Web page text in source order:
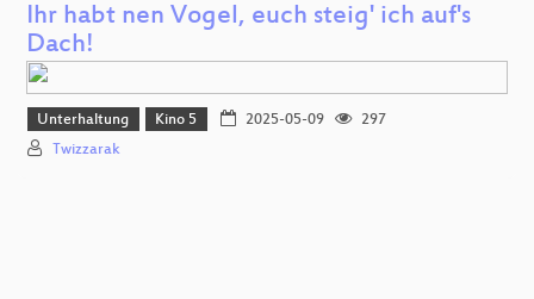
Ihr habt nen Vogel, euch steig' ich auf's
Dach!
Unterhaltung Kino 5 2025-05-09
297
Twizzarak